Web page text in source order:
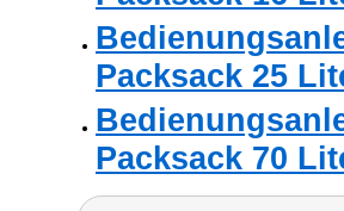
Packsack 25
Packsack 70